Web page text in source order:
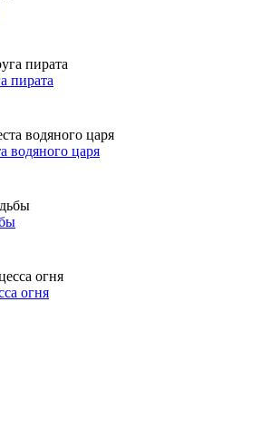
пирата
водяного царя
огня